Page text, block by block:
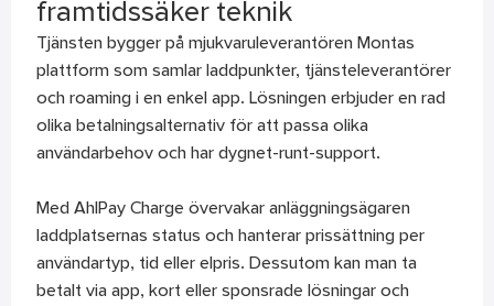
framtidssäker teknik
Tjänsten bygger på mjukvaruleverantören Montas
plattform som samlar laddpunkter, tjänsteleverantörer
och roaming i en enkel app. Lösningen erbjuder en rad
olika betalningsalternativ för att passa olika
användarbehov och har dygnet-runt-support.
Med AhlPay Charge övervakar anläggningsägaren
laddplatsernas status och hanterar prissättning per
användartyp, tid eller elpris. Dessutom kan man ta
betalt via app, kort eller sponsrade lösningar och